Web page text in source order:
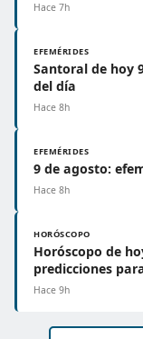
Hace 7h
EFEMÉRIDES
Santoral de hoy
del día
Hace 8h
EFEMÉRIDES
9 de agosto:
Hace 8h
HORÓSCOPO
Horóscopo de
predicciones
Hace 9h